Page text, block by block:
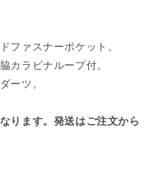
ファスナーポケット。
カラビナループ付。
ーツ。
ります。発送はご注文から